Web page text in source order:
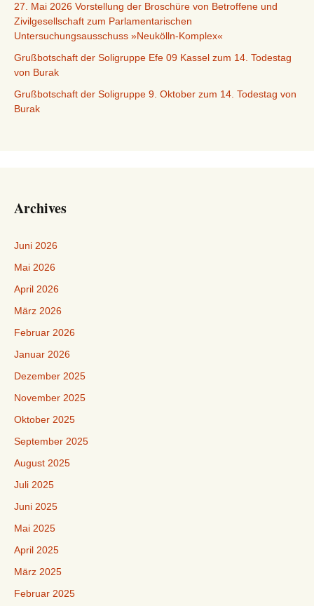
27. Mai 2026 Vorstellung der Broschüre von Betroffene und
Zivilgesellschaft zum Parlamentarischen
Untersuchungsausschuss »Neukölln-Komplex«
Grußbotschaft der Soligruppe Efe 09 Kassel zum 14. Todestag
von Burak
Grußbotschaft der Soligruppe 9. Oktober zum 14. Todestag von
Burak
Archives
Juni 2026
Mai 2026
April 2026
März 2026
Februar 2026
Januar 2026
Dezember 2025
November 2025
Oktober 2025
September 2025
August 2025
Juli 2025
Juni 2025
Mai 2025
April 2025
März 2025
Februar 2025